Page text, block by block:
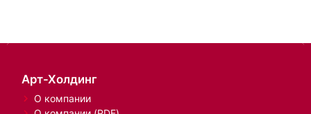
Арт-Холдинг
О компании